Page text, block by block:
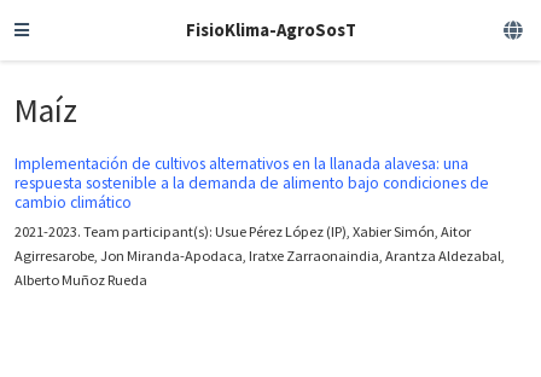
FisioKlima-AgroSosT
Maíz
Implementación de cultivos alternativos en la llanada alavesa: una
respuesta sostenible a la demanda de alimento bajo condiciones de
cambio climático
2021-2023. Team participant(s): Usue Pérez López (IP), Xabier Simón, Aitor
Agirresarobe, Jon Miranda-Apodaca, Iratxe Zarraonaindia, Arantza Aldezabal,
Alberto Muñoz Rueda